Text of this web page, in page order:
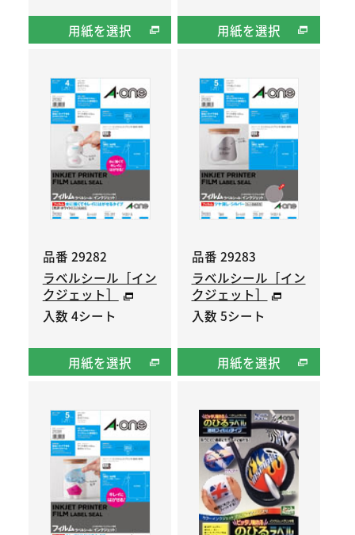
用紙を選択 用紙を選択
品番 29282
ラベルシール［イン
クジェット］
入数 4シート
用紙を選択
品番 29283
ラベルシール［イン
クジェット］
入数 5シート
用紙を選択